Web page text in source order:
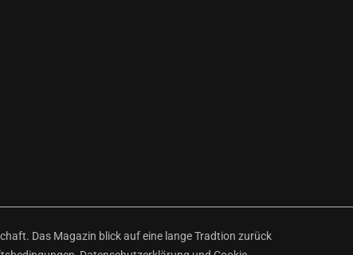
Das Magazin blick auf eine lange Tradtion zurück